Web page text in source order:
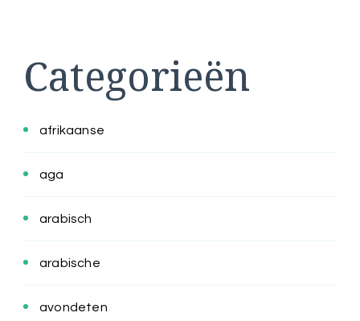
Categorieën
afrikaanse
aga
arabisch
arabische
avondeten